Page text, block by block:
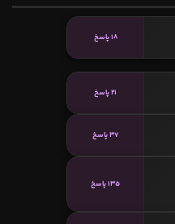
18 پاسخ
21 پاسخ
37 پاسخ
135 پاسخ